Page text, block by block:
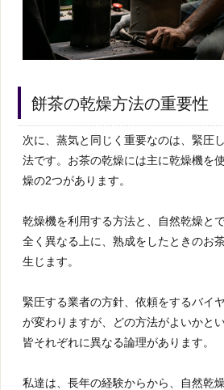
餅茶の乾燥方法の重要性
次に、蒸気と同じく重要なのは、緊圧
法です。お茶の乾燥には主に乾燥機を
燥の2つがあります。
乾燥機を利用する方法と、自然乾燥と
全く異なる上に、熟成をしたときのお
生じます。
緊圧する業者の方針、依頼をするバイ
が変わりますが、どの方法がよいかと
皆それぞれに異なる論理があります。
私達は、長年の経験からから、自然乾